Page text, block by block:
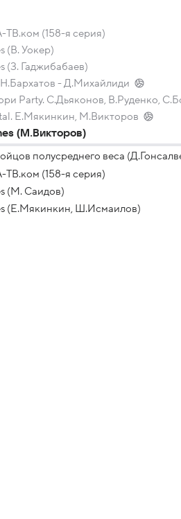
(158-я серия)
(В. Уокер)
(З. Гаджибабаев)
- Д.Михайлиди
Party. С.Дьяконов, В.Руденко,
Е.Мякинкин, М.Викторов
(М.Викторов)
полусреднего веса
(158-я серия)
(М. Саидов)
(Е.Мякинкин, Ш.Исмаилов)